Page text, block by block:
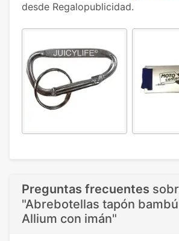
desde Regalopublicidad.
Preguntas frecuentes
"Abrebotellas tapón
Allium con imán"